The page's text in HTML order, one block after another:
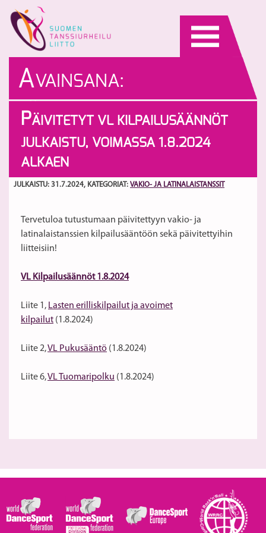
content
AVAINSANA:
PÄIVITETTY
PÄIVITETYT VL KILPAILUSÄÄNNÖT
JULKAISTU, VOIMASSA 1.8.2024
ALKAEN
JULKAISTU: 31.7.2024, KATEGORIAT: VAKIO- JA LATINALAISTANSSIT
Tervetuloa tutustumaan päivitettyyn vakio- ja
latinalaistanssien kilpailusääntöön sekä päivitettyihin
liitteisiin!
VL Kilpailusäännöt 1.8.2024
Liite 1, Lasten erilliskilpailut ja avoimet
kilpailut (1.8.2024)
Liite 2,VL Pukusääntö (1.8.2024)
Liite 6,VL Tuomaripolku (1.8.2024)